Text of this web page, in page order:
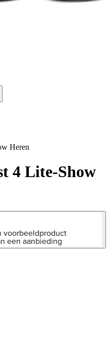
Heren
4 Lite-Show
voorbeeldproduct
een aanbieding